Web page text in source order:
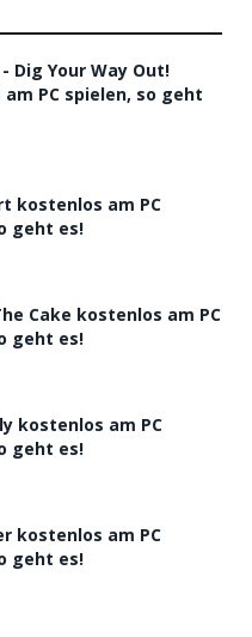
Dig Your Way Out!
PC spielen, so geht
kostenlos am PC
geht es!
Cake kostenlos am PC
geht es!
kostenlos am PC
geht es!
kostenlos am PC
geht es!